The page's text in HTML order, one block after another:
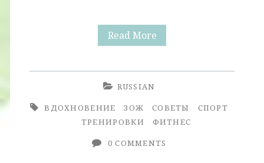
Read MoreКак
RUSSIAN
ВДОХНОВЕНИЕ
ЗОЖ СОВЕТЫ
СПОРТ
ТРЕНИРОВКИ
ФИТНЕС
0 COMMENTS